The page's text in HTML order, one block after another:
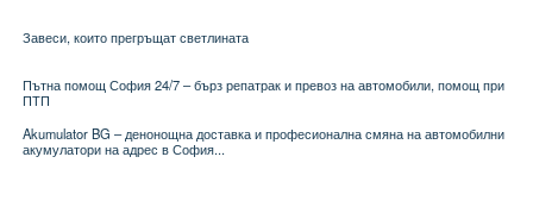
Завеси, които прегръщат светлината
Пътна помощ София 24/7 – бърз репатрак и превоз на автомобили, помощ при
ПТП
Akumulator BG – денонощна доставка и професионална смяна на автомобилни
акумулатори на адрес в София...